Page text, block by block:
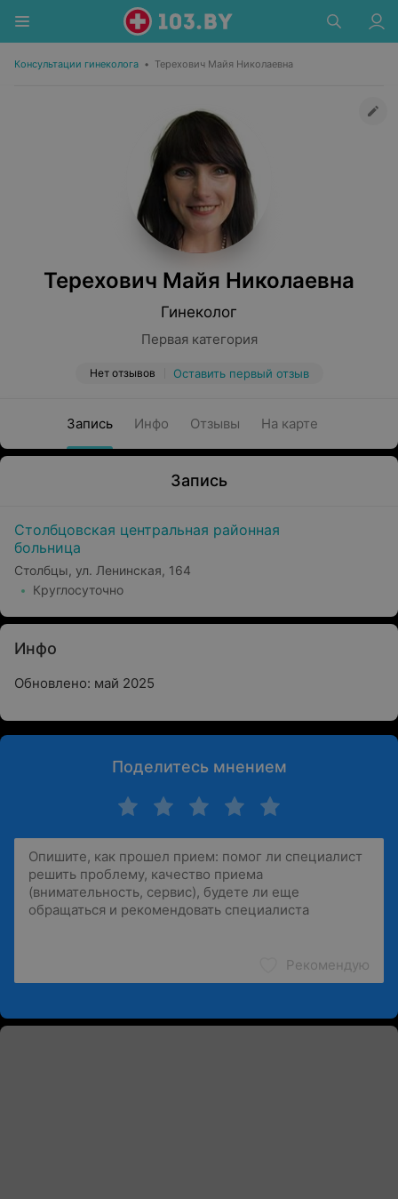
Консультации гинеколога • Терехович Майя Николаевна
Терехович Майя Николаевна
Гинеколог
Первая категория
Нет отзывов Оставить первый отзыв
Запись Инфо Отзывы На карте
Запись
Столбцовская центральная районная
больница
Столбцы, ул. Ленинская, 164
Круглосуточно
Инфо
Обновлено: май 2025
Поделитесь мнением
Рекомендую